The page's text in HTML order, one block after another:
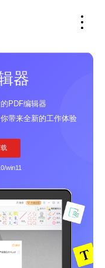
器
PDF编辑器
带来全新的工作体验
win11